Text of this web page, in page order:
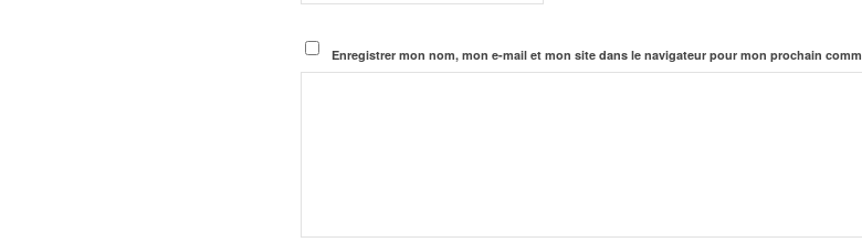
Enregistrer mon nom, mon e-mail et mon site dans le navigateur pour mon prochain